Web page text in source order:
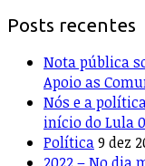
Posts recentes
Nota pública
Apoio as
Nós e a
início do Lula
Política9 dez